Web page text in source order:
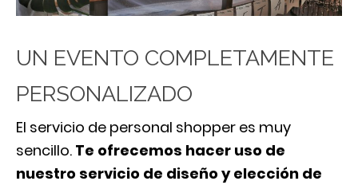
UN EVENTO COMPLETAMENTE
PERSONALIZADO
El servicio de personal shopper es muy
sencillo. Te ofrecemos hacer uso de
nuestro servicio de diseño y elección de